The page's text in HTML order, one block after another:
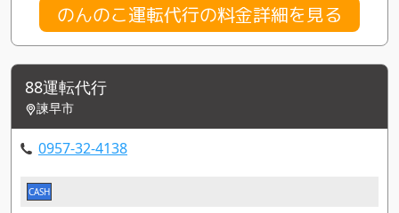
のんのこ運転代行の料金詳細を見る
88運転代行
諫早市
0957-32-4138
CASH